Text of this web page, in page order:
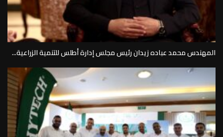
المهندس محمد عباده زيدان رئيس مجلس إدارة أطلس للتنمية الزراعية...